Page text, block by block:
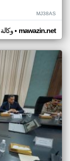
MJ38AS
• mawazin.net